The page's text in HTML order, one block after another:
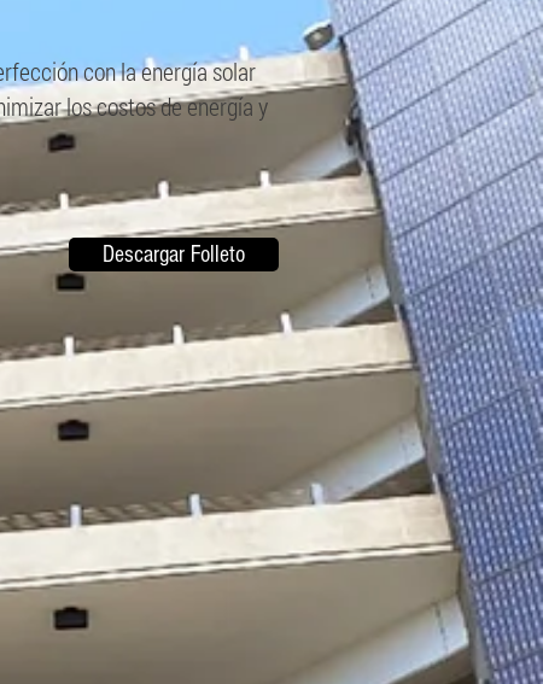
con la energía solar
los costos de energía y
Descargar Folleto